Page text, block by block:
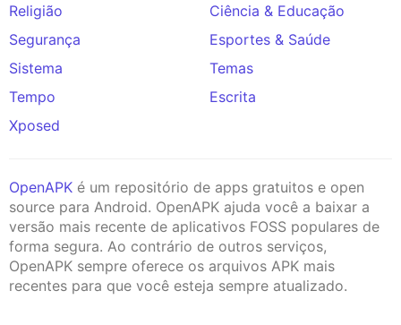
Religião
Ciência & Educação
Segurança
Esportes & Saúde
Sistema
Temas
Tempo
Escrita
Xposed
OpenAPK é um repositório de apps gratuitos e open
source para Android. OpenAPK ajuda você a baixar a
versão mais recente de aplicativos FOSS populares de
forma segura. Ao contrário de outros serviços,
OpenAPK sempre oferece os arquivos APK mais
recentes para que você esteja sempre atualizado.